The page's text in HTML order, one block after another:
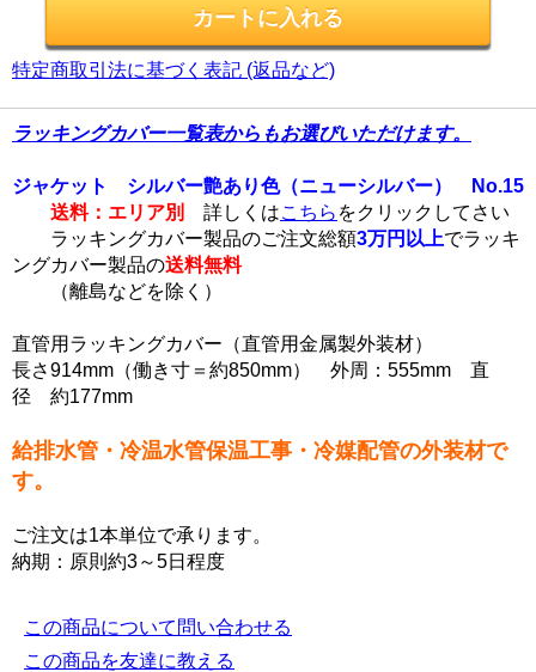
特定商取引法に基づく表記 (返品など)
ラッキングカバー一覧表からもお選びいただけます。
ジャケット シルバー艶あり色（ニューシルバー） No.15
送料：エリア別
詳しくはこちら をクリックしてさい
ラッキングカバー製品のご注文総額3万円以上でラッキ
ングカバー製品の送料無料
（離島などを除く）
直管用ラッキングカバー（直管用金属製外装材）
長さ914mm（働き寸＝約850mm） 外周：555mm 直
径 約177mm
給排水管・冷温水管保温工事・冷媒配管の外装材で
す。
ご注文は1本単位で承ります。
納期：原則約3～5日程度
この商品について問い合わせる
この商品を友達に教える